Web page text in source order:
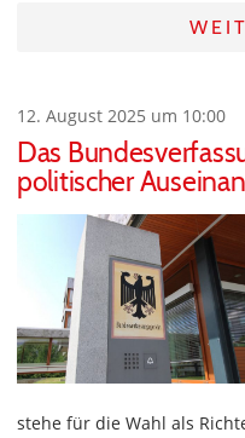
12. August 2025 um 10:00
Das
politischer
stehe für die Wahl als